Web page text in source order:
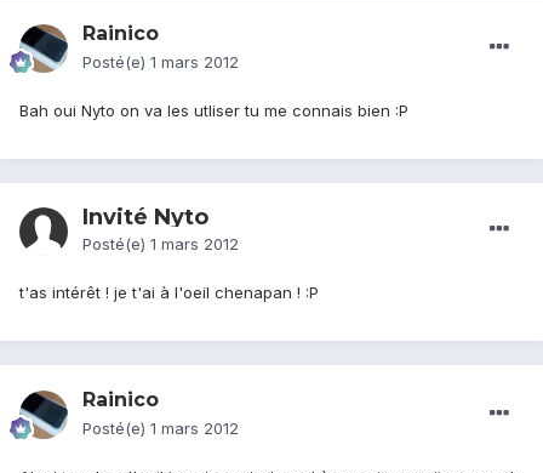
Rainico
Posté(e) 1 mars 2012
Bah oui Nyto on va les utliser tu me connais bien :P
Invité Nyto
Posté(e) 1 mars 2012
t'as intérêt ! je t'ai à l'oeil chenapan ! :P
Rainico
Posté(e) 1 mars 2012